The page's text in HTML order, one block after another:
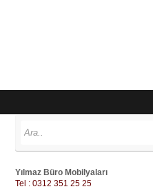
Yılmaz Büro Mobilyaları
Tel : 0312 351 25 25